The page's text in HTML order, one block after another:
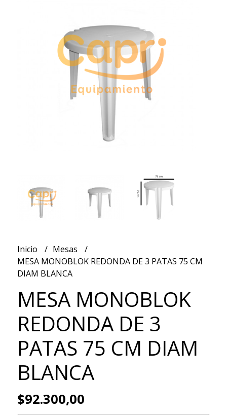
Inicio
Mesas
MESA MONOBLOK REDONDA DE 3 PATAS 75 CM
DIAM BLANCA
MESA MONOBLOK
REDONDA DE 3
PATAS 75 CM DIAM
BLANCA
$92.300,00